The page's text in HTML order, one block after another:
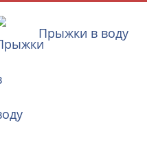
Прыжки в воду